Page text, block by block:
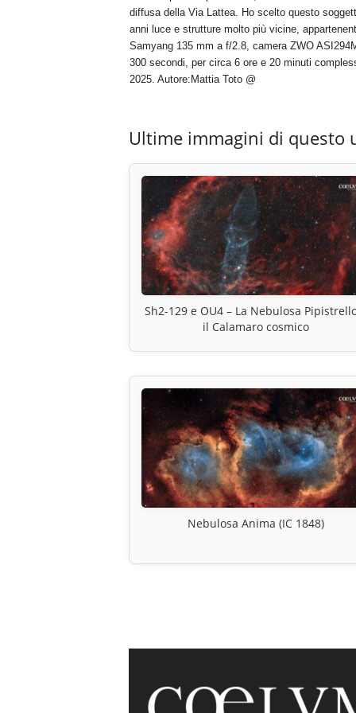
diffusa della Via Lattea. Ho scelto questo
anni luce e strutture molto più vicine,
Samyang 135 mm a f/2.8, camera ZWO
300 secondi, per circa 6 ore e 20 minuti
2025. Autore:Mattia Toto @
Ultime immagini di questo
Sh2-129 e OU4 – La Nebulosa
il Calamaro cosmico
Nebulosa Anima (IC 1848)